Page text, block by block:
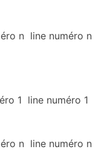
n line numéro n
1 line numéro 1
n line numéro n